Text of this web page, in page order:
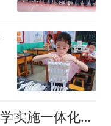
正式官宣！德州这两所中学实施一体化办学，师资力量“强融合”